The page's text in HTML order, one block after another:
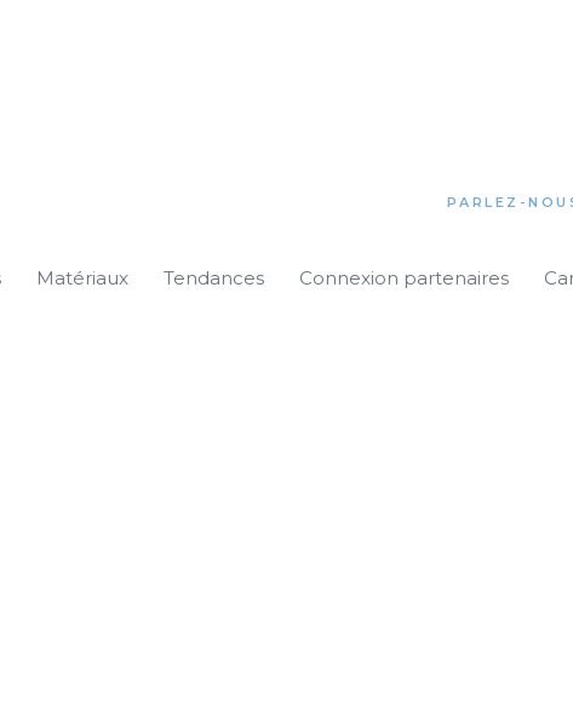
PARLEZ-
Matériaux Tendances Connexion partenaires